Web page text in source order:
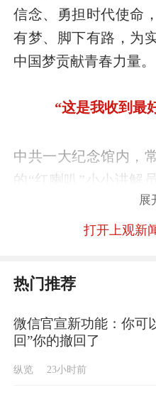
信念、勇担时代使命
有梦、脚下有路，为
中国梦贡献青春力量。
“这是我收到最
中共一大纪念馆内，
的“红喇叭”小小讲解
利地为观众讲述中国
成立以来，“红喇叭”
备受鼓舞。校长吴蓉
的思政课堂，“一大”
成长成才注入最鲜活
展
打开上观新
热门推荐
微信官宣新功能：你可
回”你的撤回了
纵览 23小时前